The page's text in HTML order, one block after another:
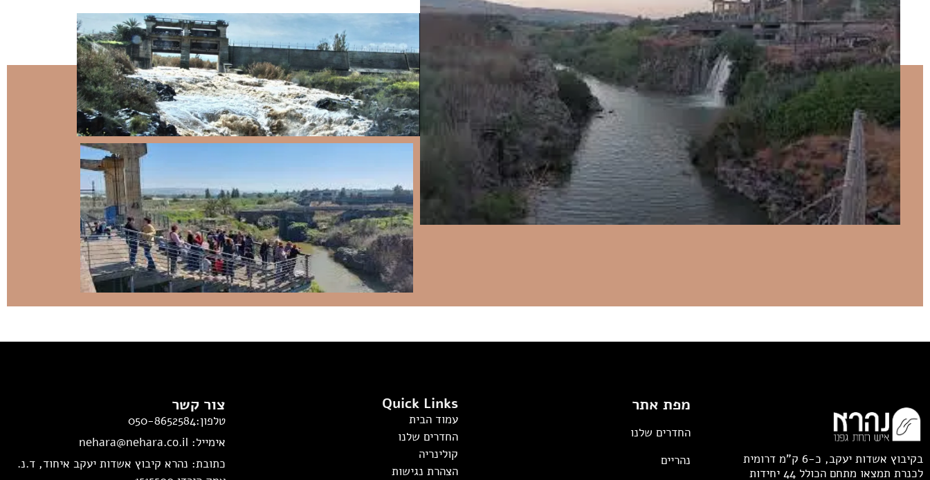
בקיבוץ אשדות יעקב, כ-6 ק"מ דרומית
לכנרת תמצאו מתחם הכולל 44 יחידות
מפת אתר
החדרים שלנו
נהריים
Quick Links
עמוד הבית
החדרים שלנו
קולינריה
הצהרת נגישות
צור קשר
טלפון:050-8652584
אימייל: nehara@nehara.co.il
כתובת: נהרא קיבוץ אשדות יעקב איחוד, ד.נ.